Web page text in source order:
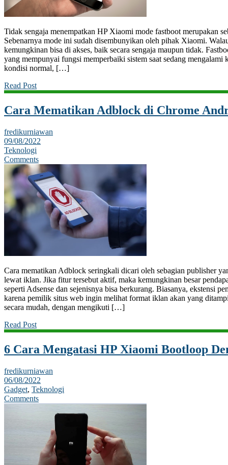
Tidak sengaja menempatkan HP Xiaomi mode fastboot merupakan
Sebenarnya mode ini sudah disembunyikan oleh pihak Xiaomi.
kemungkinan bisa di akses, baik secara sengaja maupun tidak.
yang mempunyai fungsi memperbaiki sistem saat sedang mengalami
kondisi normal, […]
Read Post
Cara Mematikan Adblock di Chrome
fredikurniawan
09/08/2022
Teknologi
Comments
Cara mematikan Adblock seringkali dicari oleh sebagian publisher
lewat iklan. Jika fitur tersebut aktif, maka kemungkinan besar
seperti Adsense dan sejenisnya bisa berkurang. Biasanya, ekstensi
karena pemilik situs web ingin melihat format iklan akan yang
secara mudah, dengan mengikuti […]
Read Post
6 Cara Mengatasi HP Xiaomi Bootloop
fredikurniawan
06/08/2022
Gadget, Teknologi
Comments